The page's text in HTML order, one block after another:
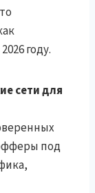
году.
сети для
под